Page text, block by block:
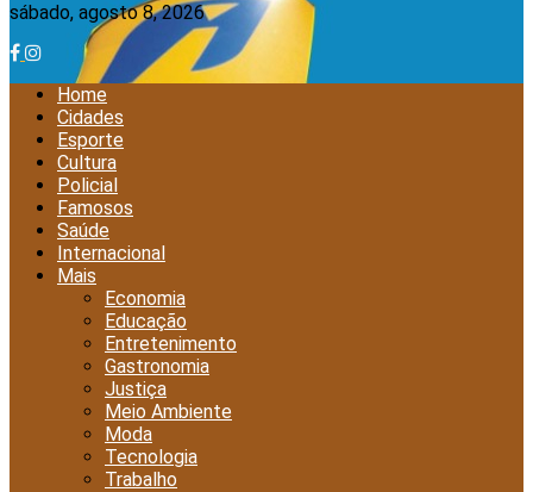
sábado, agosto 8, 2026
Home
Cidades
Esporte
Cultura
Policial
Famosos
Saúde
Internacional
Mais
Economia
Educação
Entretenimento
Gastronomia
Justiça
Meio Ambiente
Moda
Tecnologia
Trabalho